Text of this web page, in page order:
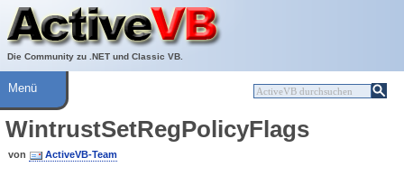
Die Community zu .NET und Classic VB.
Über ActiveVB
Hilfe
Menü
WintrustSetRegPolicyFlags
von ActiveVB-Team